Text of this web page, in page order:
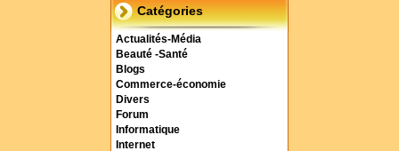
Catégories
Actualités-Média
Beauté -Santé
Blogs
Commerce-économie
Divers
Forum
Informatique
Internet